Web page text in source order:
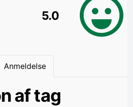
5.0
Anmeldelse
af tag